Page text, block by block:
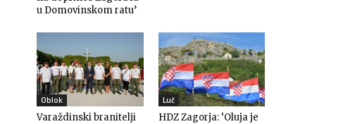
u Domovinskom ratu’
Oblok
Varaždinski branitelji
Luč
HDZ Zagorja: ‘Oluja je